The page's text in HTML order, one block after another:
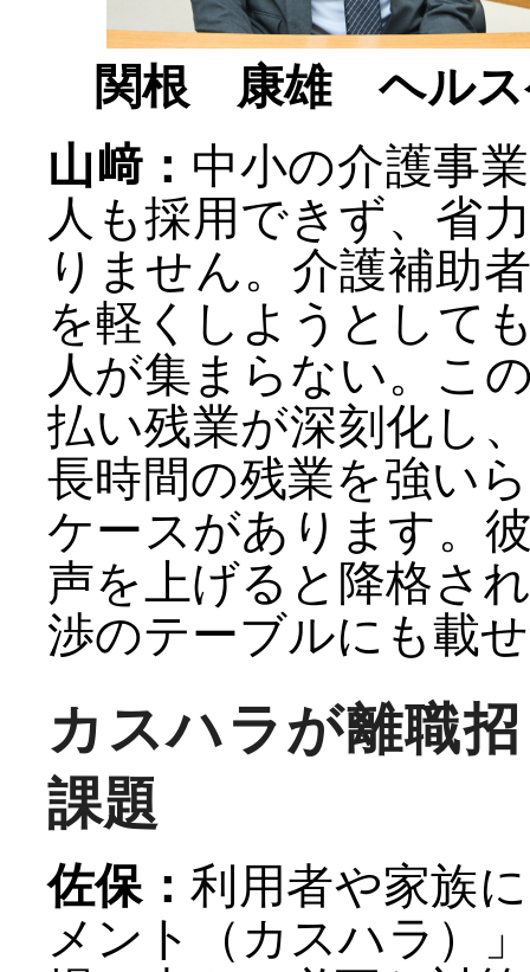
関根 康雄 ヘルス
山﨑： 中小の介護事
人も採用できず、省
りません。介護補助
を軽くしようとして
人が集まらない。こ
払い残業が深刻化し
長時間の残業を強い
ケースがあります。
声を上げると降格さ
渉のテーブルにも載
カスハラが離職
課題
佐保：利用者や家族
メント（カスハラ）